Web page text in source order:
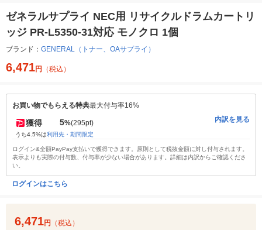
ゼネラルサプライ NEC用 リサイクルドラムカートリ
ッジ PR-L5350-31対応 モノクロ 1個
ブランド： GENERAL（トナー、OAサプライ）
6,471円 （税込）
お買い物でもらえる特典最大付与率16%
獲得 5%(295pt)
うち4.5%は利用先・期間限定
内訳を見る
ログイン&全額PayPay支払いで獲得できます。原則として税抜金額に対し付与されます。
表示よりも実際の付与数、付与率が少ない場合があります。詳細は内訳からご確認くださ
い。
ログインはこちら
6,471円 （税込）